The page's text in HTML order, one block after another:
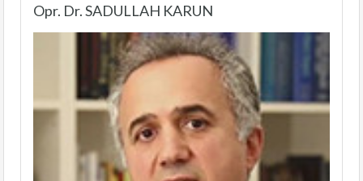
Opr. Dr. SADULLAH KARUN